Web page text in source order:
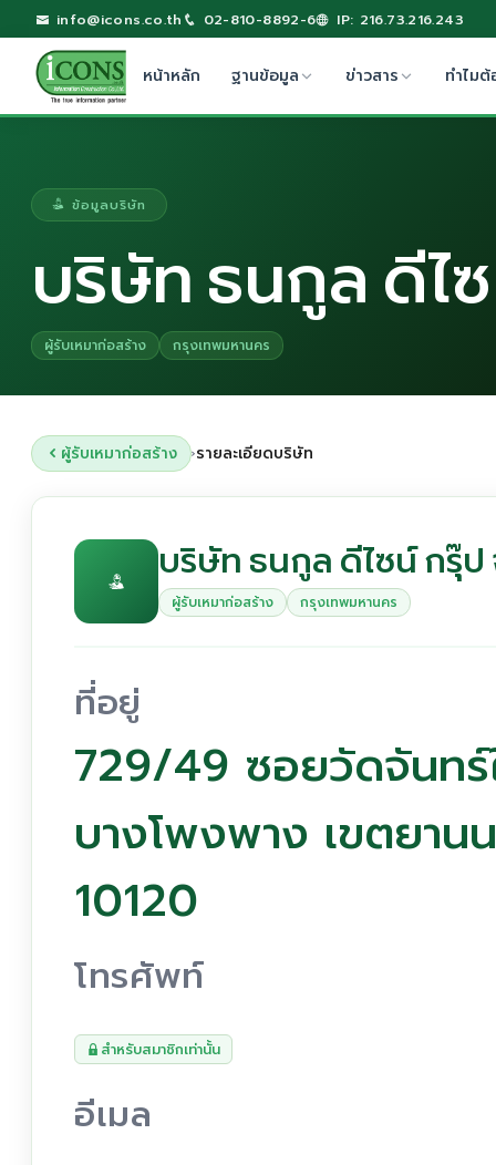
info@icons.co.th 02-810-8892-6 IP: 216.73.216.243
หน้าหลัก ฐานข้อมูล ข่าวสาร ทำไมต้
ข้อมูลบริษัท
บริษัท ธนกูล ดีไ
ผู้รับเหมาก่อสร้าง กรุงเทพมหานคร
ผู้รับเหมาก่อสร้าง ›รายละเอียดบริษัท
บริษัท ธนกูล ดีไซน์ กรุ๊ป
ผู้รับเหมาก่อสร้าง กรุงเทพมหานคร
ที่อยู่
729/49 ซอยวัดจันท
บางโพงพาง เขตยาน
10120
โทรศัพท์
สำหรับสมาชิกเท่านั้น
อีเมล